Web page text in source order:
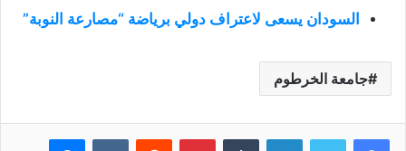
السودان يسعى لاعتراف دولي برياضة “مصارعة النوبة”
جامعة الخرطوم
فيسبوك تويتر لينكدإن بينتيريست ماسنجر